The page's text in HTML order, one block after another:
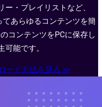
・プレイリストなど、
あらゆるコンテンツを簡
コンテンツをPCに保存し
可能です。
ード方法を見る >>